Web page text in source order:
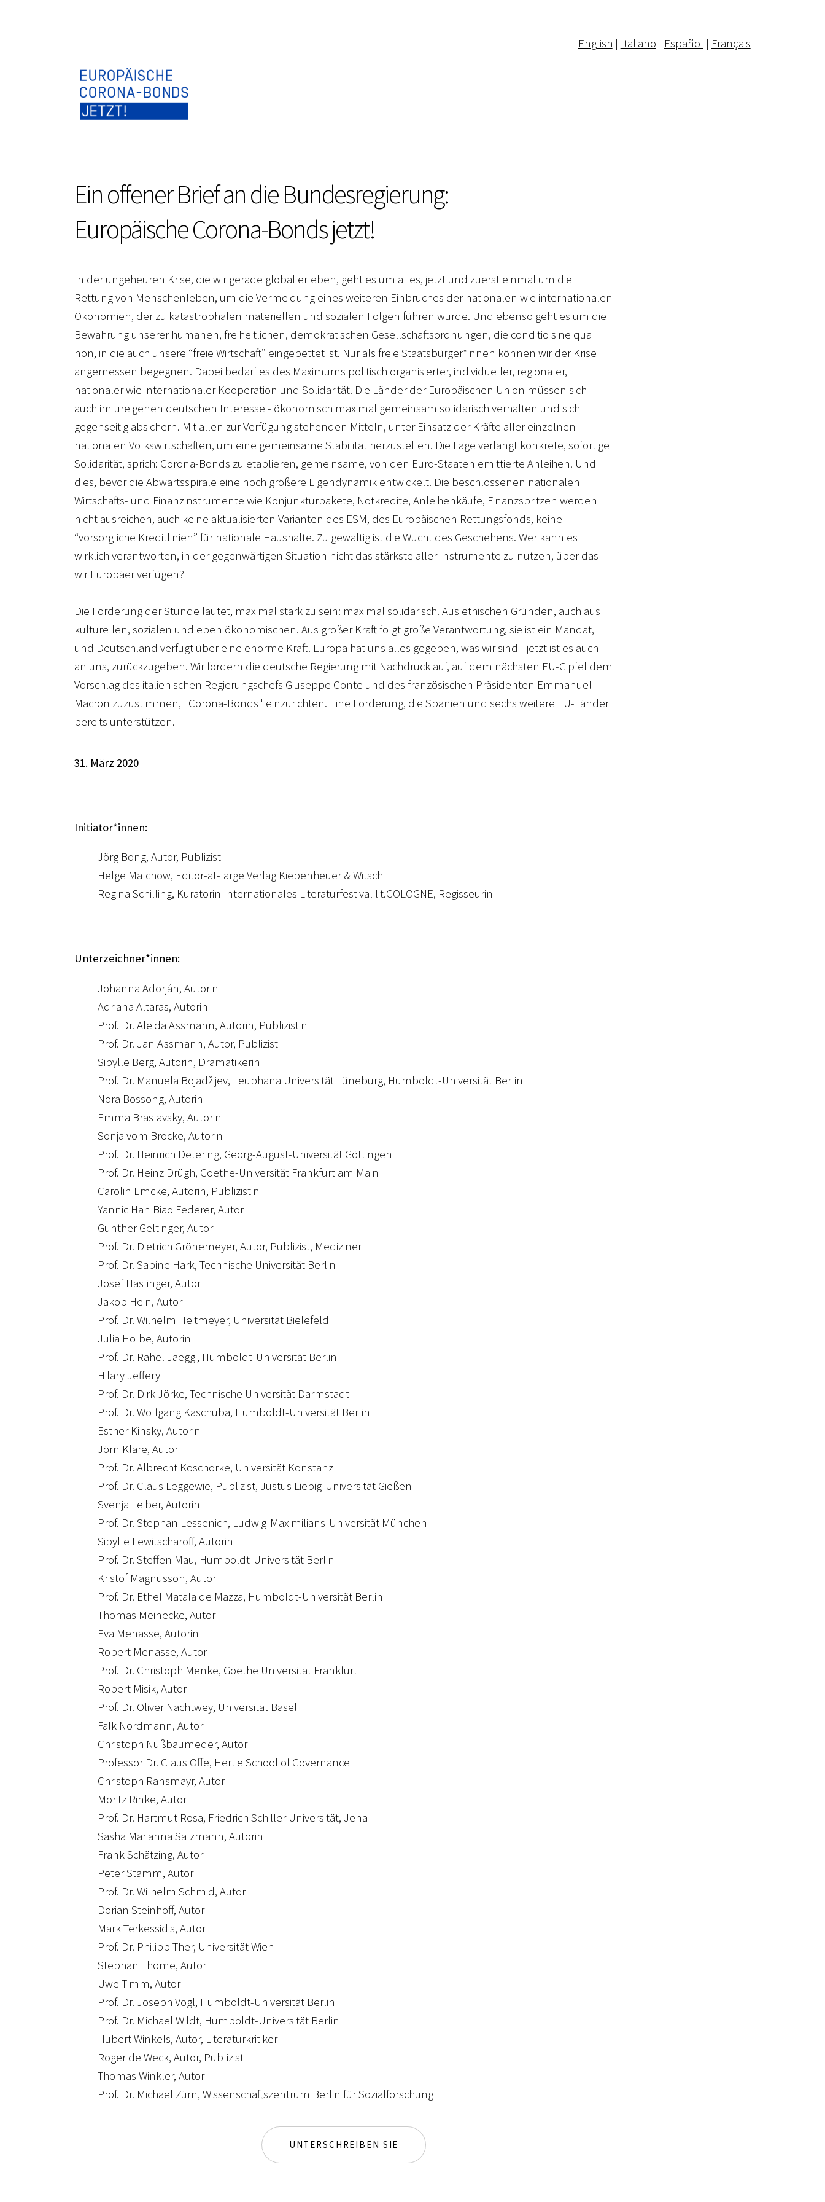
English | Italiano | Español | Français
Ein offener Brief an die Bundesregierung:
Europäische Corona-Bonds jetzt!
In der ungeheuren Krise, die wir gerade global erleben, geht es um alles, jetzt und zuerst einmal um die
Rettung von Menschenleben, um die Vermeidung eines weiteren Einbruches der nationalen wie internationalen
Ökonomien, der zu katastrophalen materiellen und sozialen Folgen führen würde. Und ebenso geht es um die
Bewahrung unserer humanen, freiheitlichen, demokratischen Gesellschaftsordnungen, die conditio sine qua
non, in die auch unsere “freie Wirtschaft” eingebettet ist. Nur als freie Staatsbürger*innen können wir der Krise
angemessen begegnen. Dabei bedarf es des Maximums politisch organisierter, individueller, regionaler,
nationaler wie internationaler Kooperation und Solidarität. Die Länder der Europäischen Union müssen sich -
auch im ureigenen deutschen Interesse - ökonomisch maximal gemeinsam solidarisch verhalten und sich
gegenseitig absichern. Mit allen zur Verfügung stehenden Mitteln, unter Einsatz der Kräfte aller einzelnen
nationalen Volkswirtschaften, um eine gemeinsame Stabilität herzustellen. Die Lage verlangt konkrete, sofortige
Solidarität, sprich: Corona-Bonds zu etablieren, gemeinsame, von den Euro-Staaten emittierte Anleihen. Und
dies, bevor die Abwärtsspirale eine noch größere Eigendynamik entwickelt. Die beschlossenen nationalen
Wirtschafts- und Finanzinstrumente wie Konjunkturpakete, Notkredite, Anleihenkäufe, Finanzspritzen werden
nicht ausreichen, auch keine aktualisierten Varianten des ESM, des Europäischen Rettungsfonds, keine
“vorsorgliche Kreditlinien” für nationale Haushalte. Zu gewaltig ist die Wucht des Geschehens. Wer kann es
wirklich verantworten, in der gegenwärtigen Situation nicht das stärkste aller Instrumente zu nutzen, über das
wir Europäer verfügen?
Die Forderung der Stunde lautet, maximal stark zu sein: maximal solidarisch. Aus ethischen Gründen, auch aus
kulturellen, sozialen und eben ökonomischen. Aus großer Kraft folgt große Verantwortung, sie ist ein Mandat,
und Deutschland verfügt über eine enorme Kraft. Europa hat uns alles gegeben, was wir sind - jetzt ist es auch
an uns, zurückzugeben. Wir fordern die deutsche Regierung mit Nachdruck auf, auf dem nächsten EU-Gipfel dem
Vorschlag des italienischen Regierungschefs Giuseppe Conte und des französischen Präsidenten Emmanuel
Macron zuzustimmen, "Corona-Bonds" einzurichten. Eine Forderung, die Spanien und sechs weitere EU-Länder
bereits unterstützen.
31. März 2020
Initiator*innen:
Jörg Bong, Autor, Publizist
Helge Malchow, Editor-at-large Verlag Kiepenheuer & Witsch
Regina Schilling, Kuratorin Internationales Literaturfestival lit.COLOGNE, Regisseurin
Unterzeichner*innen:
Johanna Adorján, Autorin
Adriana Altaras, Autorin
Prof. Dr. Aleida Assmann, Autorin, Publizistin
Prof. Dr. Jan Assmann, Autor, Publizist
Sibylle Berg, Autorin, Dramatikerin
Prof. Dr. Manuela Bojadžijev, Leuphana Universität Lüneburg, Humboldt-Universität Berlin
Nora Bossong, Autorin
Emma Braslavsky, Autorin
Sonja vom Brocke, Autorin
Prof. Dr. Heinrich Detering, Georg-August-Universität Göttingen
Prof. Dr. Heinz Drügh, Goethe-Universität Frankfurt am Main
Carolin Emcke, Autorin, Publizistin
Yannic Han Biao Federer, Autor
Gunther Geltinger, Autor
Prof. Dr. Dietrich Grönemeyer, Autor, Publizist, Mediziner
Prof. Dr. Sabine Hark, Technische Universität Berlin
Josef Haslinger, Autor
Jakob Hein, Autor
Prof. Dr. Wilhelm Heitmeyer, Universität Bielefeld
Julia Holbe, Autorin
Prof. Dr. Rahel Jaeggi, Humboldt-Universität Berlin
Hilary Jeffery
Prof. Dr. Dirk Jörke, Technische Universität Darmstadt
Prof. Dr. Wolfgang Kaschuba, Humboldt-Universität Berlin
Esther Kinsky, Autorin
Jörn Klare, Autor
Prof. Dr. Albrecht Koschorke, Universität Konstanz
Prof. Dr. Claus Leggewie, Publizist, Justus Liebig-Universität Gießen
Svenja Leiber, Autorin
Prof. Dr. Stephan Lessenich, Ludwig-Maximilians-Universität München
Sibylle Lewitscharoff, Autorin
Prof. Dr. Steffen Mau, Humboldt-Universität Berlin
Kristof Magnusson, Autor
Prof. Dr. Ethel Matala de Mazza, Humboldt-Universität Berlin
Thomas Meinecke, Autor
Eva Menasse, Autorin
Robert Menasse, Autor
Prof. Dr. Christoph Menke, Goethe Universität Frankfurt
Robert Misik, Autor
Prof. Dr. Oliver Nachtwey, Universität Basel
Falk Nordmann, Autor
Christoph Nußbaumeder, Autor
Professor Dr. Claus Offe, Hertie School of Governance
Christoph Ransmayr, Autor
Moritz Rinke, Autor
Prof. Dr. Hartmut Rosa, Friedrich Schiller Universität, Jena
Sasha Marianna Salzmann, Autorin
Frank Schätzing, Autor
Peter Stamm, Autor
Prof. Dr. Wilhelm Schmid, Autor
Dorian Steinhoff, Autor
Mark Terkessidis, Autor
Prof. Dr. Philipp Ther, Universität Wien
Stephan Thome, Autor
Uwe Timm, Autor
Prof. Dr. Joseph Vogl, Humboldt-Universität Berlin
Prof. Dr. Michael Wildt, Humboldt-Universität Berlin
Hubert Winkels, Autor, Literaturkritiker
Roger de Weck, Autor, Publizist
Thomas Winkler, Autor
Prof. Dr. Michael Zürn, Wissenschaftszentrum Berlin für Sozialforschung
UNTERSCHREIBEN SIE